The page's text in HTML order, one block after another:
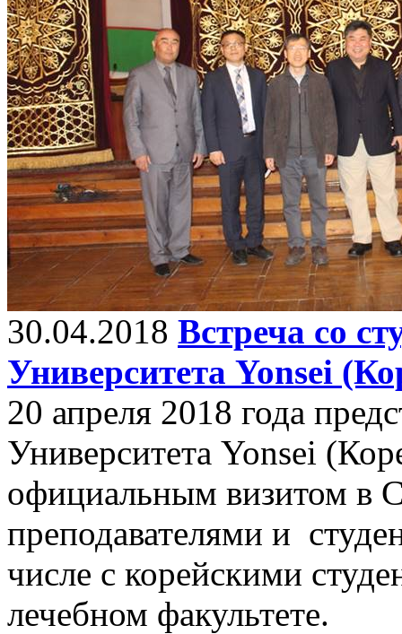
30.04.2018 Встреча со
Университета Yonsei
20 апреля 2018 года
Университета Yonsei
официальным визитом в
преподавателями и
числе с корейскими
лечебном факультете.